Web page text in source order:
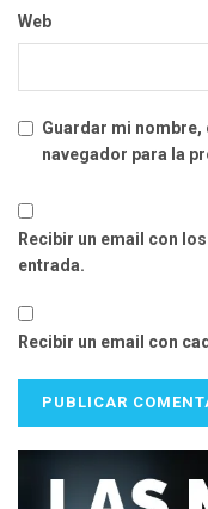
Web
Guardar mi
navegador para la
Recibir un email con
entrada.
Recibir un email con